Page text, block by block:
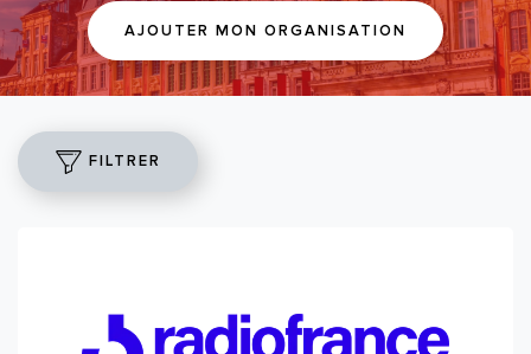
AJOUTER MON ORGANISATION
FILTRER